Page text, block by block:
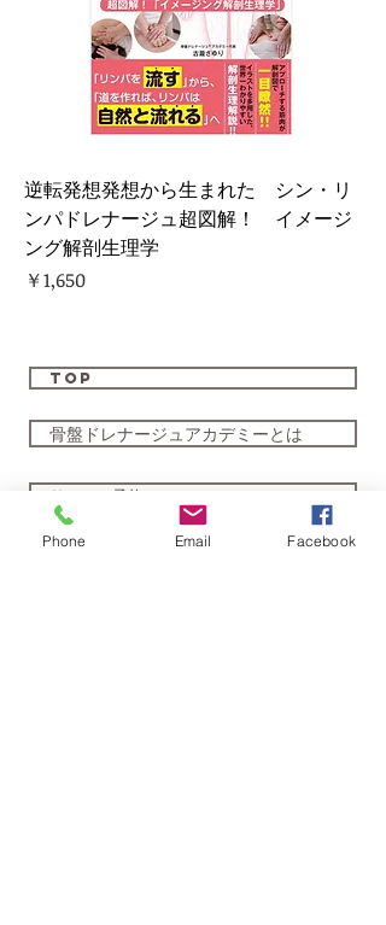
逆転発想発想から生まれた シン・リ
ンパドレナージュ超図解！ イメージ
ング解剖生理学
価格
￥1,650
TOP
骨盤ドレナージュアカデミーとは
サロンご予約フォーム
Phone Email Facebook